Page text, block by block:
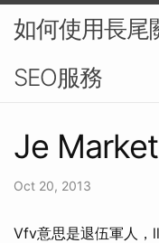
如何使用長尾
SEO服務
Je
Oct 20, 2013
Vfv意思是退伍軍人，